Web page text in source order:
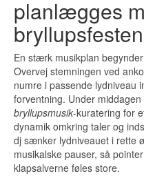
planlægges
bryllupsfesten
En stærk musikplan
Overvej stemningen ved
numre i passende lydniveau
forventning. Under
bryllupsmusik-kuratering for
dynamik omkring taler og
dj sænker lydniveauet i rette
musikalske pauser, så
klapsalverne føles store.